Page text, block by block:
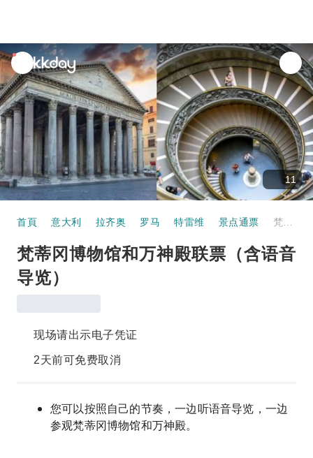
unread
notifications
11
首頁 意大利 拉齐奥 罗马 特雷维 景点通票
梵蒂冈博物馆和万神殿联票（含语音
导览）
现场请出示电子凭证
2天前可免费取消
您可以按照自己的节奏，一边听语音导览，一边
参观梵蒂冈博物馆和万神殿。